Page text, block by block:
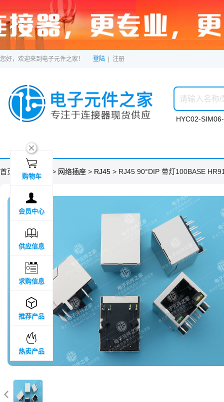
您好，欢迎来到电子元件之家！ 登陆 注册
HYC02-
首页 > 分类目录 > 网络插座 > RJ45 > RJ45 90°DIP 带灯100BASE

ဆ

购物车

会员中心

供应信息

求购信息

推荐产品

热卖产品